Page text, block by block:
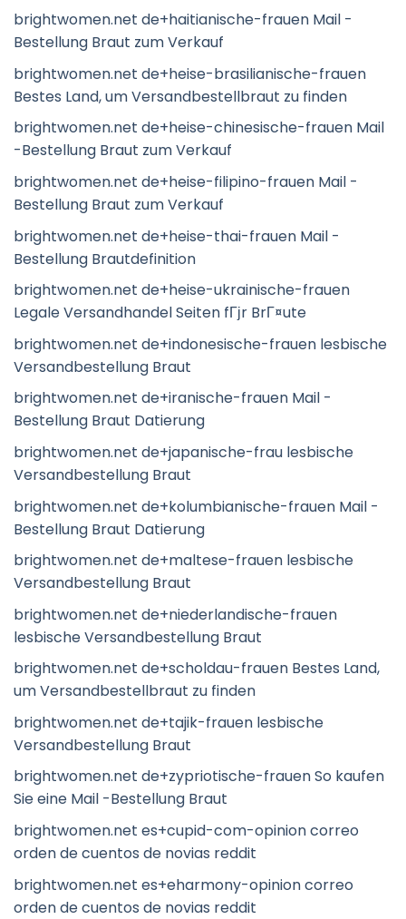
brightwomen.net de+haitianische-frauen Mail -
Bestellung Braut zum Verkauf
brightwomen.net de+heise-brasilianische-frauen
Bestes Land, um Versandbestellbraut zu finden
brightwomen.net de+heise-chinesische-frauen Mail
-Bestellung Braut zum Verkauf
brightwomen.net de+heise-filipino-frauen Mail -
Bestellung Braut zum Verkauf
brightwomen.net de+heise-thai-frauen Mail -
Bestellung Brautdefinition
brightwomen.net de+heise-ukrainische-frauen
Legale Versandhandel Seiten fГјr BrГ¤ute
brightwomen.net de+indonesische-frauen lesbische
Versandbestellung Braut
brightwomen.net de+iranische-frauen Mail -
Bestellung Braut Datierung
brightwomen.net de+japanische-frau lesbische
Versandbestellung Braut
brightwomen.net de+kolumbianische-frauen Mail -
Bestellung Braut Datierung
brightwomen.net de+maltese-frauen lesbische
Versandbestellung Braut
brightwomen.net de+niederlandische-frauen
lesbische Versandbestellung Braut
brightwomen.net de+scholdau-frauen Bestes Land,
um Versandbestellbraut zu finden
brightwomen.net de+tajik-frauen lesbische
Versandbestellung Braut
brightwomen.net de+zypriotische-frauen So kaufen
Sie eine Mail -Bestellung Braut
brightwomen.net es+cupid-com-opinion correo
orden de cuentos de novias reddit
brightwomen.net es+eharmony-opinion correo
orden de cuentos de novias reddit